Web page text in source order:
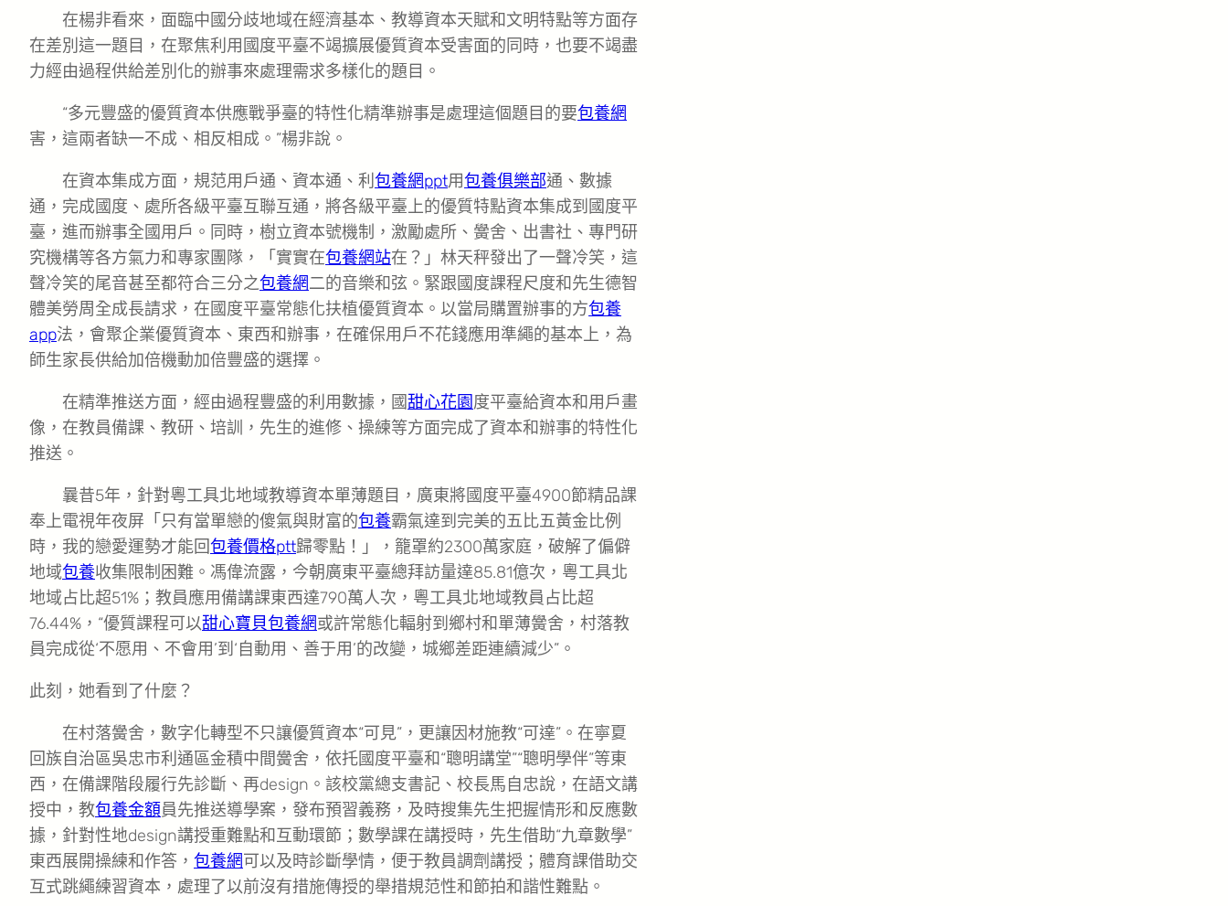
在楊非看來，面臨中國分歧地域在經濟基本、教導資本天賦和文明特點等方面存
在差別這一題目，在聚焦利用國度平臺不竭擴展優質資本受害面的同時，也要不竭盡
力經由過程供給差別化的辦事來處理需求多樣化的題目。
“多元豐盛的優質資本供應戰爭臺的特性化精準辦事是處理這個題目的要包養網
害，這兩者缺一不成、相反相成。”楊非說。
在資本集成方面，規范用戶通、資本通、利 包養網ppt用包養俱樂部通、數據
通，完成國度、處所各級平臺互聯互通，將各級平臺上的優質特點資本集成到國度平
臺，進而辦事全國用戶。同時，樹立資本號機制，激勵處所、黌舍、出書社、專門研
究機構等各方氣力和專家團隊，「實實在包養網站在？」林天秤發出了一聲冷笑，這
聲冷笑的尾音甚至都符合三分之包養網二的音樂和弦。緊跟國度課程尺度和先生德智
體美勞周全成長請求，在國度平臺常態化扶植優質資本。以當局購置辦事的方包養
app法，會聚企業優質資本、東西和辦事，在確保用戶不花錢應用準繩的基本上，為
師生家長供給加倍機動加倍豐盛的選擇。
在精準推送方面，經由過程豐盛的利用數據，國甜心花園度平臺給資本和用戶畫
像，在教員備課、教研、培訓，先生的進修、操練等方面完成了資本和辦事的特性化
推送。
曩昔5年，針對粵工具北地域教導資本單薄題目，廣東將國度平臺4900節精品課
奉上電視年夜屏「只有當單戀的傻氣與財富的包養霸氣達到完美的五比五黃金比例
時，我的戀愛運勢才能回包養價格ptt歸零點！」，籠罩約2300萬家庭，破解了偏僻
地域包養收集限制困難。馮偉流露，今朝廣東平臺總拜訪量達85.81億次，粵工具北
地域占比超51%；教員應用備講課東西達790萬人次，粵工具北地域教員占比超
76.44%，“優質課程可以甜心寶貝包養網或許常態化輻射到鄉村和單薄黌舍，村落教
員完成從‘不愿用、不會用’到‘自動用、善于用’的改變，城鄉差距連續減少”。
此刻，她看到了什麼？
在村落黌舍，數字化轉型不只讓優質資本“可見”，更讓因材施教“可達”。在寧夏
回族自治區吳忠市利通區金積中間黌舍，依托國度平臺和“聰明講堂”“聰明學伴”等東
西，在備課階段履行先診斷、再design。該校黨總支書記、校長馬自忠說，在語文講
授中，教包養金額員先推送導學案，發布預習義務，及時搜集先生把握情形和反應數
據，針對性地design講授重難點和互動環節；數學課在講授時，先生借助“九章數學”
東西展開操練和作答， 包養網可以及時診斷學情，便于教員調劑講授；體育課借助交
互式跳繩練習資本，處理了以前沒有措施傳授的舉措規范性和節拍和諧性難點。